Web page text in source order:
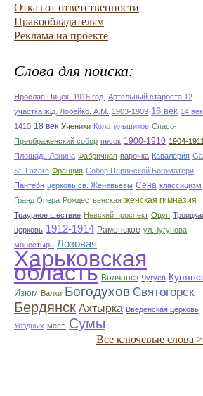
Отказ от ответственности
Правообладателям
Реклама на проекте
Слова для поиска:
Ярослав Пицек .1916 год. Артельный староста 12
участка ж.д. Лобейко. А.М.
1903-1909 16 век 14 век
1410 18 век Ученики Колотильшиков Спасо-
Преображенский собор песок 1900-1910 1904-1911
Плошадь Ленина Фабричная парочка Кавалерия
St. Lazare Франция Собор Парижской Богоматери
Пантео́н церковь св. Женевьевы Сена классицизм
Гранд Опера Рождественская женская гимназия
Траурное шествие Невский проспект Оцуп
церковь 1912-1914 Раменское ул.Чугунова
моностырь Лозовая
Харьковская
область Волчанск Чугуев
Изюм Валки Богодухов Святогорск
Бердянск Ахтырка Введенская церковь
Уездных мест. Сумы
Все ключевые слова